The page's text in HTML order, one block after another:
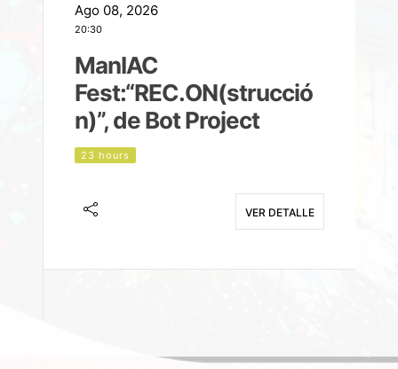
Ago 08, 2026
20:30
ManIAC
Fest:“REC.ON(strucció
n)”, de Bot Project
23 hours
VER DETALLE